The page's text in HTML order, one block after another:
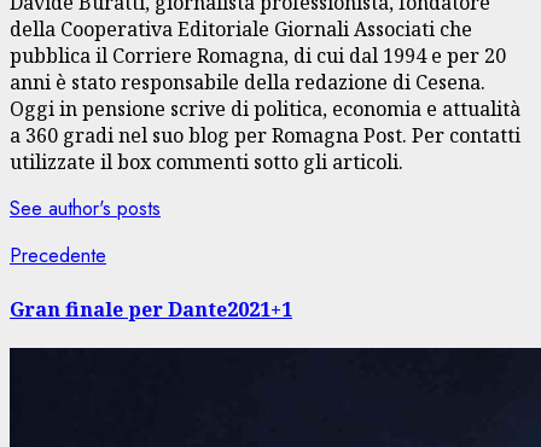
della Cooperativa Editoriale Giornali Associati che
pubblica il Corriere Romagna, di cui dal 1994 e per 20
anni è stato responsabile della redazione di Cesena.
Oggi in pensione scrive di politica, economia e attualità
a 360 gradi nel suo blog per Romagna Post. Per contatti
utilizzate il box commenti sotto gli articoli.
See author's posts
Navigazione
articolo
Precedente
Gran finale per Dante2021+1